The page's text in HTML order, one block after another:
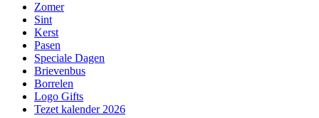
Zomer
Sint
Kerst
Pasen
Speciale Dagen
Brievenbus
Borrelen
Logo Gifts
Tezet kalender 2026